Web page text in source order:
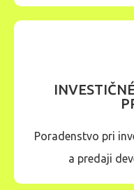
Poradenstvo pri
a predaji